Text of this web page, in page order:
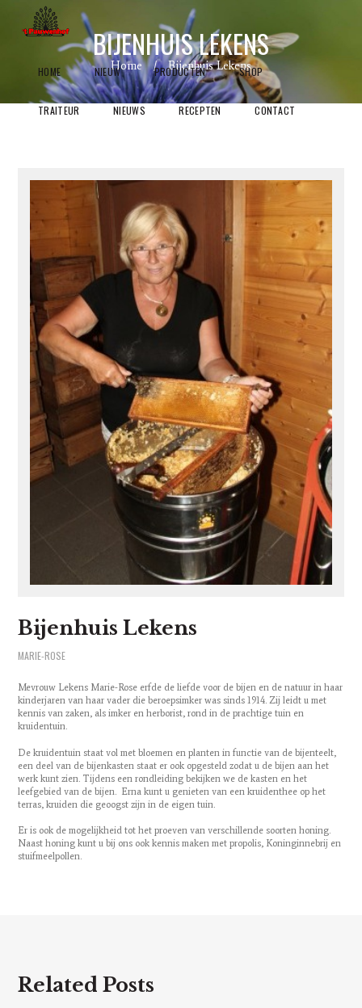
HOME NIEUW PRODUCTEN SHOP
TRAITEUR NIEUWS RECEPTEN CONTACT
BIJENHUIS LEKENS
Home Bijenhuis Lekens
Bijenhuis Lekens
MARIE-ROSE
Mevrouw Lekens Marie-Rose erfde de liefde voor de bijen en de natuur in haar
kinderjaren van haar vader die beroepsimker was sinds 1914. Zij leidt u met
kennis van zaken, als imker en herborist, rond in de prachtige tuin en
kruidentuin.
De kruidentuin staat vol met bloemen en planten in functie van de bijenteelt,
een deel van de bijenkasten staat er ook opgesteld zodat u de bijen aan het
werk kunt zien. Tijdens een rondleiding bekijken we de kasten en het
leefgebied van de bijen. Erna kunt u genieten van een kruidenthee op het
terras, kruiden die geoogst zijn in de eigen tuin.
Er is ook de mogelijkheid tot het proeven van verschillende soorten honing.
Naast honing kunt u bij ons ook kennis maken met propolis, Koninginnebrij en
stuifmeelpollen.
Related Posts